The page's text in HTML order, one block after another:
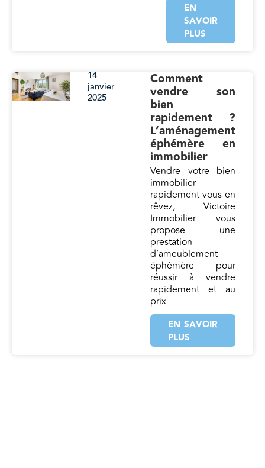
EN
SAVOIR
PLUS
Comment
vendre son
bien
rapidement ?
L’aménagement
éphémère en
immobilier
Vendre votre bien
immobilier
rapidement vous en
rêvez, Victoire
Immobilier vous
propose une
prestation
d’ameublement
éphémère pour
réussir à vendre
rapidement et au
prix
EN SAVOIR
PLUS
14
janvier
2025